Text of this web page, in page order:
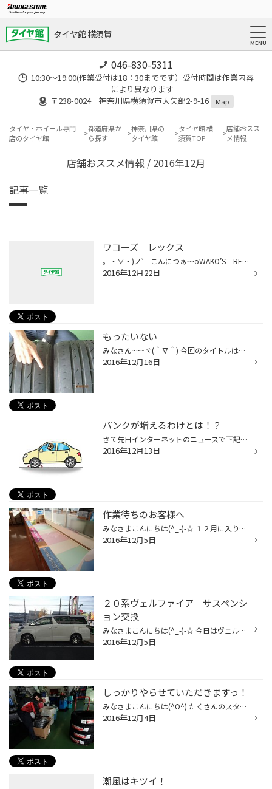
タイヤ館 横須賀
046-830-5311
10:30～19:00(作業受付は18：30までです）受付時間は作業内容
により異なります
〒238-0024 神奈川県横須賀市大矢部2-9-16
Map
タイヤ・ホイール専門
店のタイヤ館
都道府県か
ら探す
神奈川県の
タイヤ館
タイヤ館 横
須賀TOP
店舗おスス
メ情報
店舗おススメ情報 / 2016年12月
記事一覧
ワコーズ レックス
。・∀・)ノ゛ こんにつぁ～oWAKO’S RECS （ワコーズレックス）は パワーの回復、始動性の向上とともに有害排出ガスの低減、燃費の改善につながります！ 白煙もっくもくでした～w(￣Д￣ w ぉぉぉぉぉぉぉ~!! 多走行のお車にリフレッシュ出来ておすすめです！
2016年12月22日
もったいない
みなさん~~~ヾ(＾∇＾) 今回のタイトルは！もったいないです！ヾ(~∇~;) 何がってぇ！？ よぉ～く見てください(⌒▽⌒;) ！！ ワイヤーが出てる方とそうじゃ無い方のこの違い！！ すごぉ～いもったいないと思いませんか！？このタイヤはポテンザＳＯＯ１ ですよぉ(ノ◇≦。) ＯＨ～!!もったいない！ こんな...
2016年12月16日
パンクが増えるわけとは！？
さて先日インターネットのニュースで下記のような記事 が掲載されていました。 タイヤをただの黒いゴムのかたまりとお思いの方もたくさん いらっしゃる事と思いますが、タイヤは自動車にとって安全を司る大変重要な部品 だという事はご存知でしたでしょうか？ 以下原文 車のタイヤのパンクが増えて...
2016年12月13日
作業待ちのお客様へ
みなさまこんにちは(^_-)-☆ １２月に入り通常よりも待ち時間が増えてしまい まことに申し訳ございませんm(__)m 少しでも快適に過ごしていただけるよう お子様向けコーナーやフリードリンクなど ご用意させていただいております(*^_^*) ブランケットもございますのでご自由にお使いください！ タイヤ...
2016年12月5日
２０系ヴェルファイア サスペンシ
ョン交換
みなさまこんにちは(^_-)-☆ 今日はヴェルファイアでサスペンション交換です！ ＲＳ★Ｒ Ｔｉ２０００でいい感じにローダウン！ ダウン量 フロント４０～３５ｍｍ リア ４５～４０ｍｍ もちろんアライメントもご一緒です！ ありがとうございました！
2016年12月5日
しっかりやらせていただきますっ！
みなさまこんにちは(^O^) たくさんのスタッドレスタイヤのご注文 頂きましてありがとうございますm(__)m バランス調整などしっかり準備してお待ちしておりますので お取付けをお待ちしております(^_^)/
2016年12月4日
潮風はキツイ！